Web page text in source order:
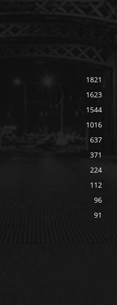
1821
1623
1544
1016
637
371
224
112
96
91